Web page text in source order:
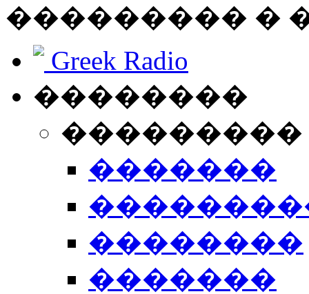
��������� �
Greek Radio
��������
�������
��������
�������